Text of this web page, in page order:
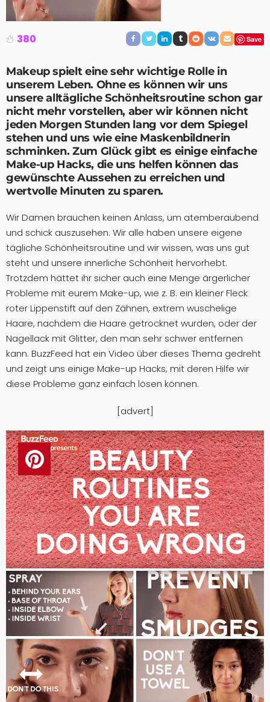
380 Save
Makeup spielt eine sehr wichtige Rolle in
unserem Leben. Ohne es können wir uns
unsere alltägliche Schönheitsroutine schon gar
nicht mehr vorstellen, aber wir können nicht
jeden Morgen Stunden lang vor dem Spiegel
stehen und uns wie eine Maskenbildnerin
schminken. Zum Glück gibt es einige einfache
Make-up Hacks, die uns helfen können das
gewünschte Aussehen zu erreichen und
wertvolle Minuten zu sparen.
Wir Damen brauchen keinen Anlass, um atemberaubend
und schick auszusehen. Wir alle haben unsere eigene
tägliche Schönheitsroutine und wir wissen, was uns gut
steht und unsere innerliche Schönheit hervorhebt.
Trotzdem hättet ihr sicher auch eine Menge ärgerlicher
Probleme mit eurem Make-up, wie z. B. ein kleiner Fleck
roter Lippenstift auf den Zähnen, extrem wuschelige
Haare, nachdem die Haare getrocknet wurden, oder der
Nagellack mit Glitter, den man sehr schwer entfernen
kann. BuzzFeed hat ein Video über dieses Thema gedreht
und zeigt uns einige Make-up Hacks, mit deren Hilfe wir
diese Probleme ganz einfach lösen können.
[advert]